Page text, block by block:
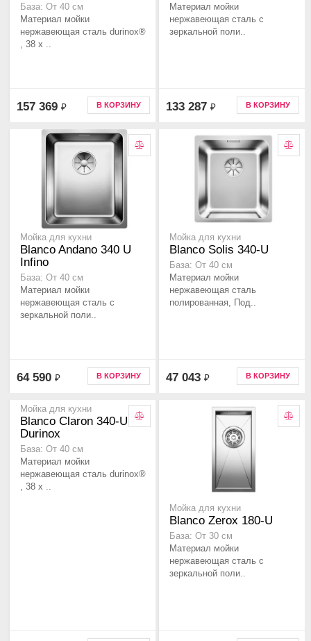
База: От 40 см
Материал мойки
нержавеющая сталь durinox®
, 38 x ..
157 369 ₽ В КОРЗИНУ
Материал мойки
нержавеющая сталь с
зеркальной поли..
133 287 ₽ В КОРЗИНУ
Мойка для кухни
Blanco Andano 340 U
Infino
База: От 40 см
Материал мойки
нержавеющая сталь с
зеркальной поли..
64 590 ₽ В КОРЗИНУ
Мойка для кухни
Blanco Solis 340-U
База: От 40 см
Материал мойки
нержавеющая сталь
полированная, Под..
47 043 ₽ В КОРЗИНУ
Мойка для кухни
Blanco Claron 340-U
Durinox
База: От 40 см
Материал мойки
нержавеющая сталь durinox®
, 38 x ..
Мойка для кухни
Blanco Zerox 180-U
База: От 30 см
Материал мойки
нержавеющая сталь с
зеркальной поли..